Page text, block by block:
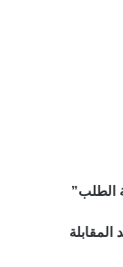
الطلب”